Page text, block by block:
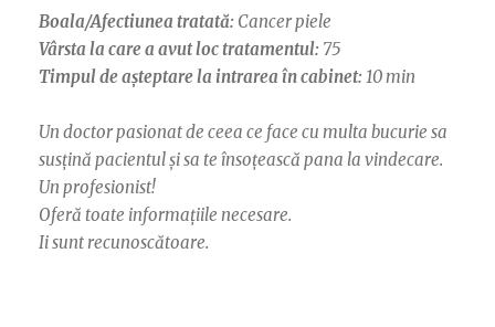
Boala/Afectiunea tratată: Cancer piele
Vârsta la care a avut loc tratamentul: 75
Timpul de așteptare la intrarea în cabinet: 10 min
Un doctor pasionat de ceea ce face cu multa bucurie sa
susțină pacientul și sa te însoțească pana la vindecare.
Un profesionist!
Oferă toate informațiile necesare.
Ii sunt recunoscătoare.